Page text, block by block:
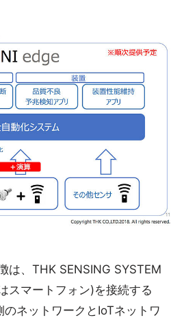
は、THK SENSING SYSTEM
スマートフォン)を接続する
ネットワークとIoTネットワ